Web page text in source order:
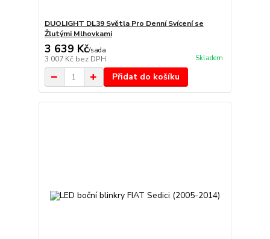
DUOLIGHT DL39 Světla Pro Denní Svícení se
Žlutými Mlhovkami
3 639 Kč/sada
3 007 Kč bez DPH Skladem
Přidat do košíku